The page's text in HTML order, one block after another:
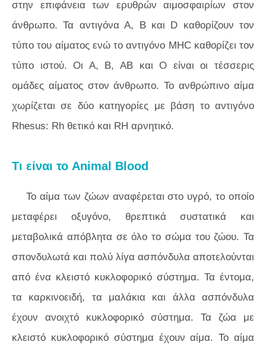
στην επιφάνεια των ερυθρών αιμοσφαιρίων στον
άνθρωπο. Τα αντιγόνα Α, Β και D καθορίζουν τον
τύπο του αίματος ενώ το αντιγόνο MHC καθορίζει τον
τύπο ιστού. Οι Α, Β, ΑΒ και Ο είναι οι τέσσερις
ομάδες αίματος στον άνθρωπο. Το ανθρώπινο αίμα
χωρίζεται σε δύο κατηγορίες με βάση το αντιγόνο
Rhesus: Rh θετικό και RH αρνητικό.
Τι είναι το Animal Blood
Το αίμα των ζώων αναφέρεται στο υγρό, το οποίο
μεταφέρει οξυγόνο, θρεπτικά συστατικά και
μεταβολικά απόβλητα σε όλο το σώμα του ζώου. Τα
σπονδυλωτά και πολύ λίγα ασπόνδυλα αποτελούνται
από ένα κλειστό κυκλοφορικό σύστημα. Τα έντομα,
τα καρκινοειδή, τα μαλάκια και άλλα ασπόνδυλα
έχουν ανοιχτό κυκλοφορικό σύστημα. Τα ζώα με
κλειστό κυκλοφορικό σύστημα έχουν αίμα. Το αίμα